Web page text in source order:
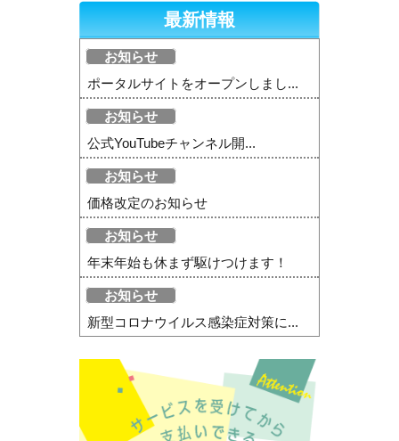
最新情報
お知らせ
ポータルサイトをオープンしまし...
お知らせ
公式YouTubeチャンネル開...
お知らせ
価格改定のお知らせ
お知らせ
年末年始も休まず駆けつけます！
お知らせ
新型コロナウイルス感染症対策に...